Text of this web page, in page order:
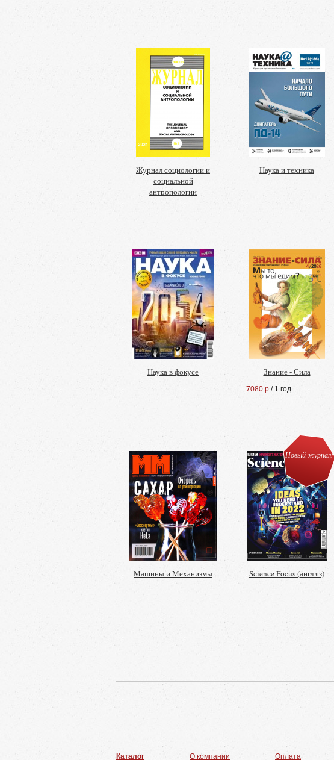
Журнал социологии и
социальной
антропологии
Наука и техника
Наука в фокусе Знание - Сила
7080 р / 1 год
Машины и Механизмы
Новый журнал!
Science Focus (англ яз)
Каталог О компании Оплата